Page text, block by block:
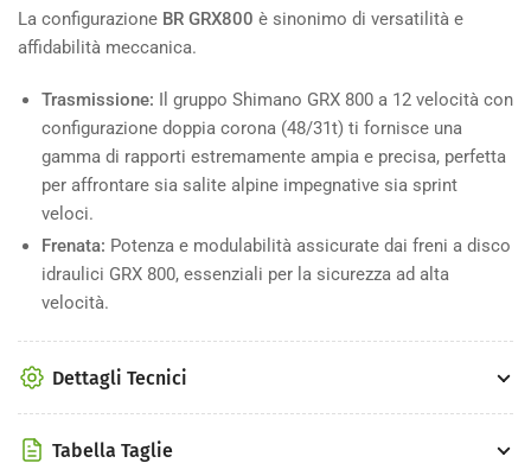
La configurazione BR GRX800 è sinonimo di versatilità e
affidabilità meccanica.
Trasmissione: Il gruppo Shimano GRX 800 a 12 velocità con
configurazione doppia corona (48/31t) ti fornisce una
gamma di rapporti estremamente ampia e precisa, perfetta
per affrontare sia salite alpine impegnative sia sprint
veloci.
Frenata: Potenza e modulabilità assicurate dai freni a disco
idraulici GRX 800, essenziali per la sicurezza ad alta
velocità.
Dettagli Tecnici
Tabella Taglie